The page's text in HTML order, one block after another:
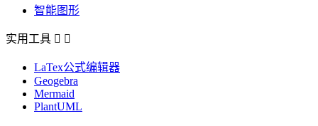
智能图形
实用工具  
LaTex公式编辑器
Geogebra
Mermaid
PlantUML